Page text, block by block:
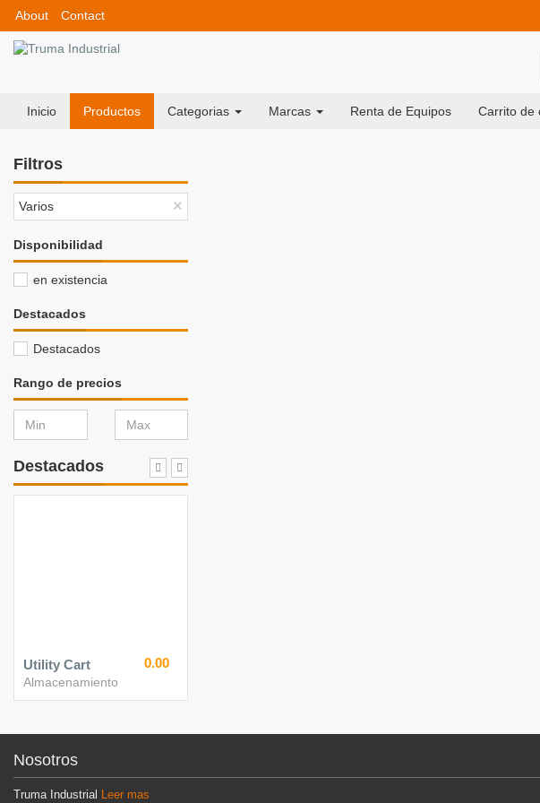
About Contact
Inicio Productos Categorias Marcas Renta de Equipos Carrito de
Filtros
×
Varios
Disponibilidad
en existencia
Destacados
Destacados
Rango de precios
Destacados
0.00
Utility Cart
Almacenamiento
Nosotros
Truma Industrial Leer mas